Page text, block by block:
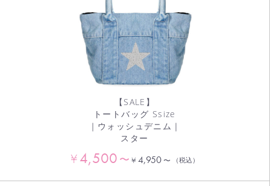
【SALE】
トートバッグ Ssize
｜ウォッシュデニム｜
スター
¥4,500 〜 ¥ 4,950〜 （税込）